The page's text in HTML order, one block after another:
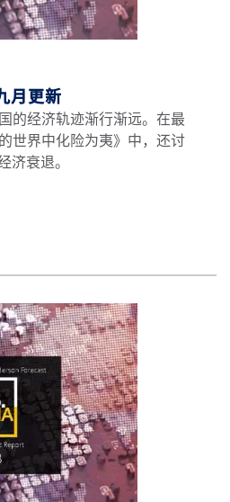
月更新
的经济轨迹渐行渐远。在最
世界中化险为夷》中，还讨
济衰退。
济报告2023九月更新 *